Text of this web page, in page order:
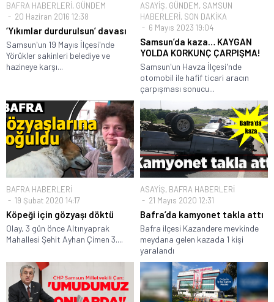
BAFRA HABERLERİ, GÜNDEM
20 Haziran 2016 12:38
‘Yıkımlar durdurulsun’ davası
Samsun'un 19 Mayıs İlçesi'nde
Yörükler sakinleri belediye ve
hazineye karşı...
ASAYİŞ, GÜNDEM, SAMSUN
HABERLERİ, SON DAKİKA
6 Mayıs 2023 19:04
Samsun’da kaza… KAYGAN
YOLDA KORKUNÇ ÇARPIŞMA!
Samsun'un Havza İlçesi'nde
otomobil ile hafif ticari aracın
çarpışması sonucu...
BAFRA HABERLERİ
19 Şubat 2020 14:17
Köpeği için gözyaşı döktü
Olay, 3 gün önce Altınyaprak
Mahallesi Şehit Ayhan Çimen 3....
ASAYİŞ, BAFRA HABERLERİ
21 Mayıs 2020 12:31
Bafra’da kamyonet takla attı
Bafra ilçesi Kazandere mevkinde
meydana gelen kazada 1 kişi
yaralandı